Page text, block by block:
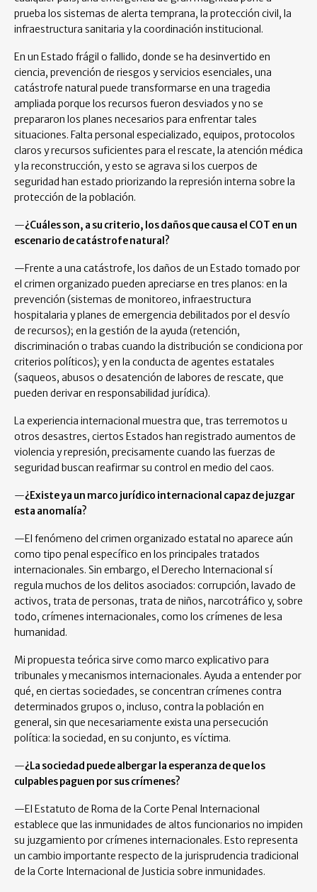
prueba los sistemas de alerta temprana, la protección civil, la
infraestructura sanitaria y la coordinación institucional.
En un Estado frágil o fallido, donde se ha desinvertido en
ciencia, prevención de riesgos y servicios esenciales, una
catástrofe natural puede transformarse en una tragedia
ampliada porque los recursos fueron desviados y no se
prepararon los planes necesarios para enfrentar tales
situaciones. Falta personal especializado, equipos, protocolos
claros y recursos suficientes para el rescate, la atención médica
y la reconstrucción, y esto se agrava si los cuerpos de
seguridad han estado priorizando la represión interna sobre la
protección de la población.
—¿Cuáles son, a su criterio, los daños que causa el COT en un
escenario de catástrofe natural?
—Frente a una catástrofe, los daños de un Estado tomado por
el crimen organizado pueden apreciarse en tres planos: en la
prevención (sistemas de monitoreo, infraestructura
hospitalaria y planes de emergencia debilitados por el desvío
de recursos); en la gestión de la ayuda (retención,
discriminación o trabas cuando la distribución se condiciona por
criterios políticos); y en la conducta de agentes estatales
(saqueos, abusos o desatención de labores de rescate, que
pueden derivar en responsabilidad jurídica).
La experiencia internacional muestra que, tras terremotos u
otros desastres, ciertos Estados han registrado aumentos de
violencia y represión, precisamente cuando las fuerzas de
seguridad buscan reafirmar su control en medio del caos.
—¿Existe ya un marco jurídico internacional capaz de juzgar
esta anomalía?
—El fenómeno del crimen organizado estatal no aparece aún
como tipo penal específico en los principales tratados
internacionales. Sin embargo, el Derecho Internacional sí
regula muchos de los delitos asociados: corrupción, lavado de
activos, trata de personas, trata de niños, narcotráfico y, sobre
todo, crímenes internacionales, como los crímenes de lesa
humanidad.
Mi propuesta teórica sirve como marco explicativo para
tribunales y mecanismos internacionales. Ayuda a entender por
qué, en ciertas sociedades, se concentran crímenes contra
determinados grupos o, incluso, contra la población en
general, sin que necesariamente exista una persecución
política: la sociedad, en su conjunto, es víctima.
—¿La sociedad puede albergar la esperanza de que los
culpables paguen por sus crímenes?
—El Estatuto de Roma de la Corte Penal Internacional
establece que las inmunidades de altos funcionarios no impiden
su juzgamiento por crímenes internacionales. Esto representa
un cambio importante respecto de la jurisprudencia tradicional
de la Corte Internacional de Justicia sobre inmunidades.